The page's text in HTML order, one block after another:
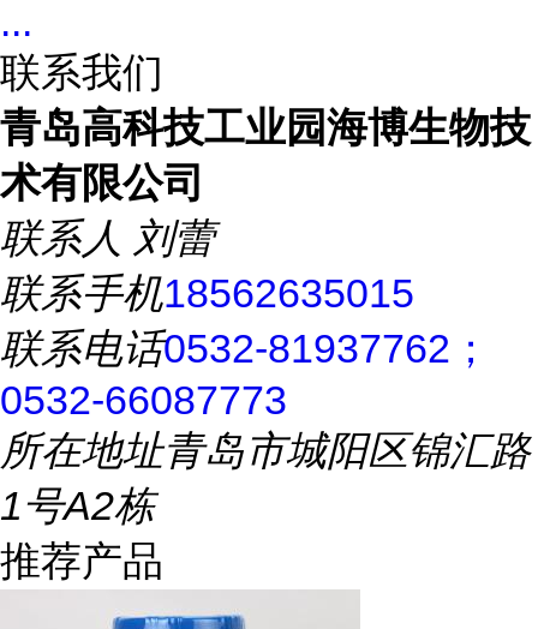
...
联系我们
青岛高科技工业园海博生物技
术有限公司
联系人 刘蕾
联系手机18562635015
联系电话0532-81937762；
0532-66087773
所在地址青岛市城阳区锦汇路
1号A2栋
推荐产品